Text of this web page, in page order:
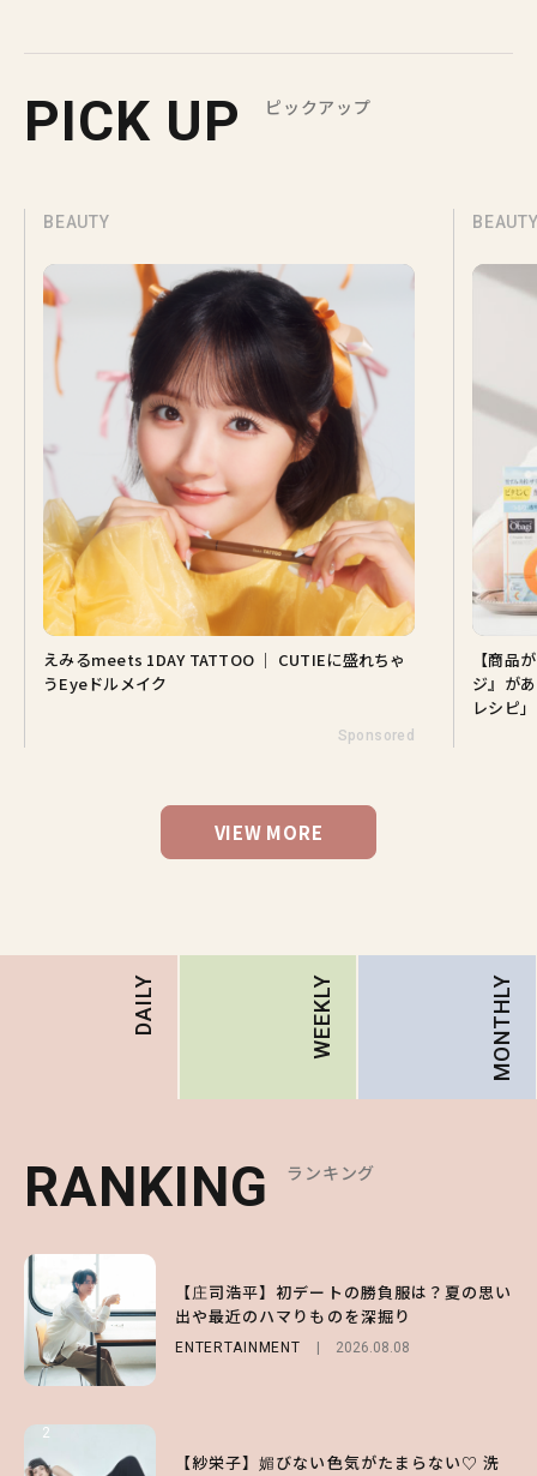
PICK UP ピックアップ
BEAUTY
えみるmeets 1DAY TATTOO ｜ CUTIEに盛れちゃ
うEyeドルメイク
Sponsored
【商品
ジ』が
レシピ」
VIEW MORE
DAILY WEEKLY MONTHLY
RANKING ランキング
【庄司浩平】初デートの勝負服は？夏の思い
出や最近のハマりものを深掘り
ENTERTAINMENT 2026.08.08
2
【紗栄子】媚びない色気がたまらない♡ 洗
RANKING ランキング
【大原優乃】夏メイクはプレイフルに！ドキ
ッとしちゃう色っぽ“うるみ目”のつくり方
BEAUTY 2026.08.01
2
【森香澄】理想のスタイルはどう作る？体型
RANKING ランキング
【SNIDEL】長濱ねるとロマンティックトラ
ッドな秋はじめ｜2026秋の新作コーデ4選
FASHION Sponsored 2026.07.10
2
【付録】総柄ハローキティが可愛すぎ♡ 紀